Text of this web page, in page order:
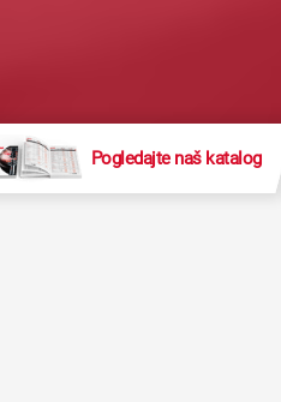
Pogledajte naš katalog